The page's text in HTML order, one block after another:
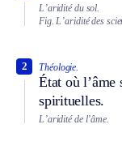
L’aridité du sol.
Fig. L’aridité des
Théologie.
État où l’âme
spirituelles.
2
L’aridité de l’âme.